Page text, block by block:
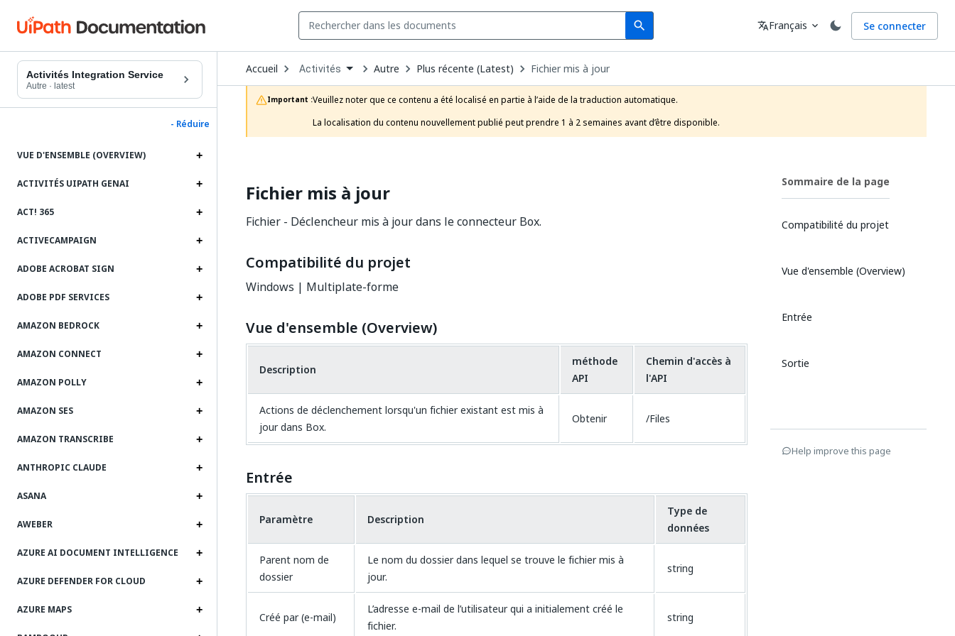
search
Search Langue
translateFrançais expand_more Se connecter
Activités Integration Service
Autre · latest
- Réduire
VUE D'ENSEMBLE (OVERVIEW)
ACTIVITÉS UIPATH GENAI
ACT! 365
ACTIVECAMPAIGN
ADOBE ACROBAT SIGN
ADOBE PDF SERVICES
AMAZON BEDROCK
AMAZON CONNECT
AMAZON POLLY
AMAZON SES
AMAZON TRANSCRIBE
ANTHROPIC CLAUDE
ASANA
AWEBER
AZURE AI DOCUMENT INTELLIGENCE
AZURE DEFENDER FOR CLOUD
AZURE MAPS
Accueil Open
Dropdown
to
choose
product
Activités Autre Plus récente (Latest) Fichier mis à jour
Important :Veuillez noter que ce contenu a été localisé en partie à l’aide de la traduction automatique.
La localisation du contenu nouvellement publié peut prendre 1 à 2 semaines avant d’être disponible.
Fichier mis à jour
Fichier - Déclencheur mis à jour dans le connecteur Box.
Compatibilité du projet
Windows | Multiplate-forme
Vue d'ensemble (Overview)
Description
méthode
API
Chemin d'accès à
l'API
Actions de déclenchement lorsqu'un fichier existant est mis à
jour dans Box.
Obtenir /Files
Entrée
Paramètre Description
Type de
données
Parent nom de
dossier
Le nom du dossier dans lequel se trouve le fichier mis à
jour.
string
Créé par (e-mail)
L’adresse e-mail de l’utilisateur qui a initialement créé le
fichier.
string
Sommaire de la page
Compatibilité du projet
Vue d'ensemble (Overview)
Entrée
Sortie
Help improve this page